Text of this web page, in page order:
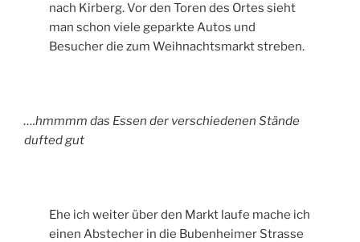
nach Kirberg. Vor den Toren des Ortes sieht
man schon viele geparkte Autos und
Besucher die zum Weihnachtsmarkt streben.
….hmmmm das Essen der verschiedenen Stände
dufted gut
Ehe ich weiter über den Markt laufe mache ich
einen Abstecher in die Bubenheimer Strasse